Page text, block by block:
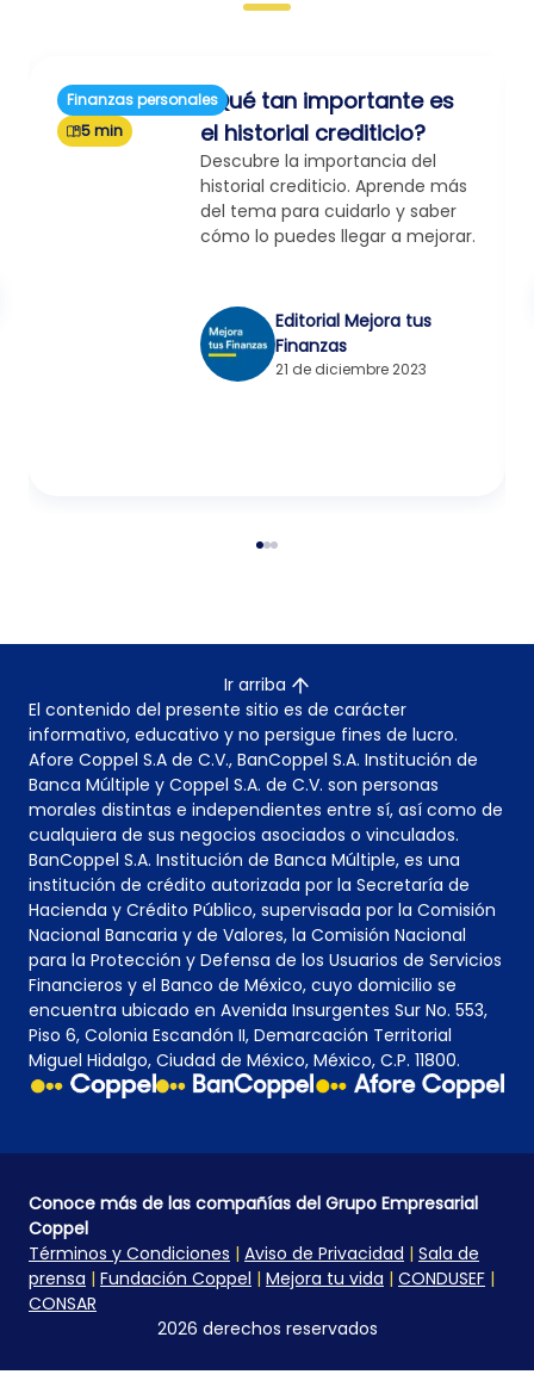
Finanzas personales
5 min
¿Qué tan importante es
el historial crediticio?
Descubre la importancia del
historial crediticio. Aprende más
del tema para cuidarlo y saber
cómo lo puedes llegar a mejorar.
Editorial Mejora tus
Finanzas
21 de diciembre 2023
Ir arriba
El contenido del presente sitio es de carácter
informativo, educativo y no persigue fines de lucro.
Afore Coppel S.A de C.V., BanCoppel S.A. Institución de
Banca Múltiple y Coppel S.A. de C.V. son personas
morales distintas e independientes entre sí, así como de
cualquiera de sus negocios asociados o vinculados.
BanCoppel S.A. Institución de Banca Múltiple, es una
institución de crédito autorizada por la Secretaría de
Hacienda y Crédito Público, supervisada por la Comisión
Nacional Bancaria y de Valores, la Comisión Nacional
para la Protección y Defensa de los Usuarios de Servicios
Financieros y el Banco de México, cuyo domicilio se
encuentra ubicado en Avenida Insurgentes Sur No. 553,
Piso 6, Colonia Escandón II, Demarcación Territorial
Miguel Hidalgo, Ciudad de México, México, C.P. 11800.
Conoce más de las compañías del Grupo Empresarial
Coppel
Términos y Condiciones | Aviso de Privacidad | Sala de
prensa | Fundación Coppel | Mejora tu vida | CONDUSEF |
CONSAR
2026 derechos reservados